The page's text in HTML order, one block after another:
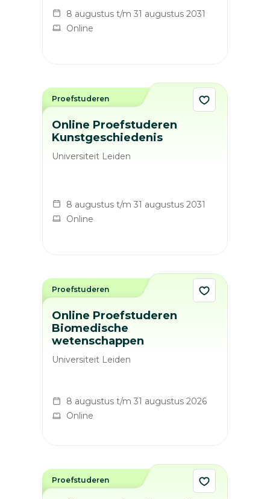
8 augustus t/m 31 augustus 2031
Online
Online Proefstuderen
Kunstgeschiedenis
Universiteit Leiden
8 augustus t/m 31 augustus 2031
Online
Proefstuderen
Online Proefstuderen
Biomedische
wetenschappen
Universiteit Leiden
8 augustus t/m 31 augustus 2026
Online
Proefstuderen
Proefstuderen